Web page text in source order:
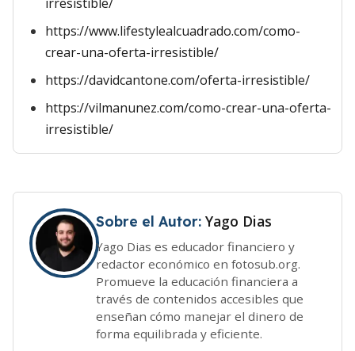
https://www.lifestylealcuadrado.com/como-
crear-una-oferta-irresistible/
https://davidcantone.com/oferta-irresistible/
https://vilmanunez.com/como-crear-una-oferta-
irresistible/
Sobre el Autor: Yago Dias
Yago Dias es educador financiero y
redactor económico en fotosub.org.
Promueve la educación financiera a
través de contenidos accesibles que
enseñan cómo manejar el dinero de
forma equilibrada y eficiente.